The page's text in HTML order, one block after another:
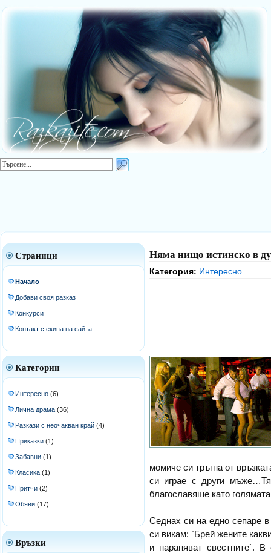
Няма нищо истинско в
Категория: Интересно
момиче си тръгна от
си играе с други
благославяше като
Седнах си на едно сепаре
си викам: `Брей жените
и нараняват свестните`.
Страници
Начало
Добави своя разказ
Конкурси
Контакт с екипа на сайта
Категории
Интересно (6)
Лична драма (36)
Разкази с неочакван край (4)
Приказки (1)
Забавни (1)
Класика (1)
Притчи (2)
Обяви (17)
Връзки